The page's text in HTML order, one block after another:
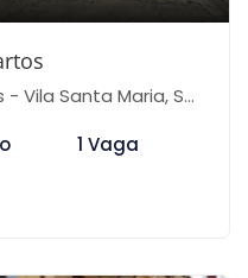
Maria, São Paulo-SP
1 Vaga